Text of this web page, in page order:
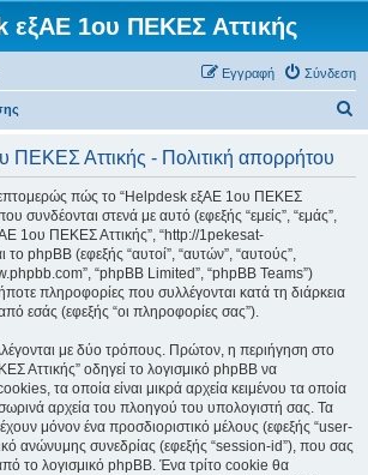
εξΑΕ 1ου ΠΕΚΕΣ Αττικής
Σύνδεση
Εγγραφή
ΠΕΚΕΣ Αττικής - Πολιτική απορρήτου
πώς το “Helpdesk εξΑΕ 1ου ΠΕΚΕΣ
που συνδέονται στενά με αυτό (εφεξής “εμείς”, “εμάς”,
1ου ΠΕΚΕΣ Αττικής”, “http://1pekesat-
phpBB (εφεξής “αυτοί”, “αυτών”, “αυτούς”,
“phpBB Limited”, “phpBB Teams”)
πληροφορίες που συλλέγονται κατά τη διάρκεια
εσάς (εφεξής “οι πληροφορίες σας”).
με δύο τρόπους. Πρώτον, η περιήγηση στο
Αττικής” οδηγεί το λογισμικό phpBB να
τα οποία είναι μικρά αρχεία κειμένου τα οποία
αρχεία του πλοηγού του υπολογιστή σας. Τα
μόνον ένα προσδιοριστικό μέλους (εφεξής “user-
ανώνυμης συνεδρίας (εφεξής “session-id”), που σας
το λογισμικό phpBB. Ένα τρίτο cookie θα